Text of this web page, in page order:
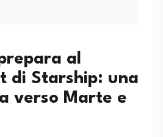
al
di Starship: una
verso Marte e